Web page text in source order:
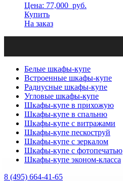
Цена: 77,000 руб.
Купить
На заказ
Белые шкафы-купе
Встроенные шкафы-купе
Радиусные шкафы-купе
Угловые шкафы-купе
Шкафы-купе в прихожую
Шкафы-купе в спальню
Шкафы-купе с витражами
Шкафы-купе пескоструй
Шкафы-купе с зеркалом
Шкафы-купе с фотопечатью
Шкафы-купе эконом-класса
8 (495) 664-41-65